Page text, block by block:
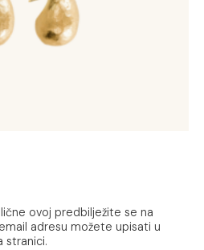
ovoj predbilježite se na
adresu možete upisati u
stranici.